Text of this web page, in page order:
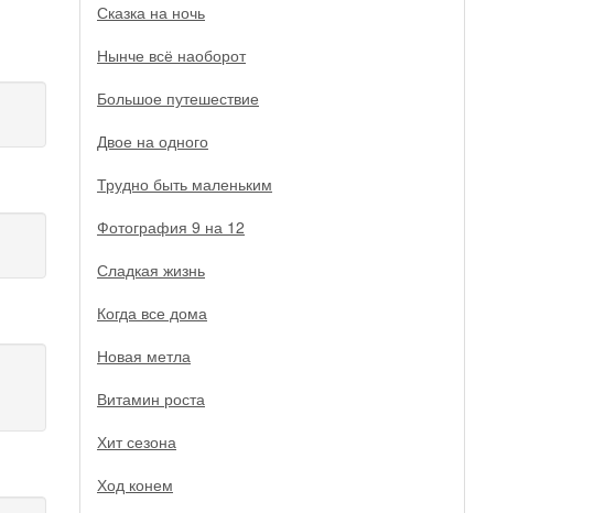
Сказка на ночь
Нынче всё наоборот
Большое путешествие
Двое на одного
Трудно быть маленьким
Фотография 9 на 12
Сладкая жизнь
Когда все дома
Новая метла
Витамин роста
Хит сезона
Ход конем